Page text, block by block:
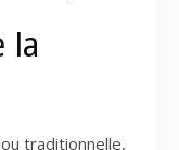
la
ou traditionnelle,